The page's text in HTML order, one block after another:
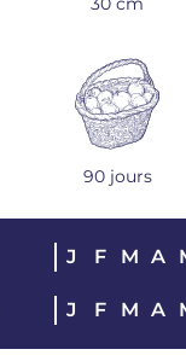
90 jours
J F M A
J F M A